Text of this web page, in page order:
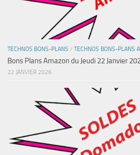
TECHNOS BONS-PLANS / TECHNOS BONS-PLANS
Bons Plans Amazon du Jeudi 22 Janvier
22 JANVIER 2026